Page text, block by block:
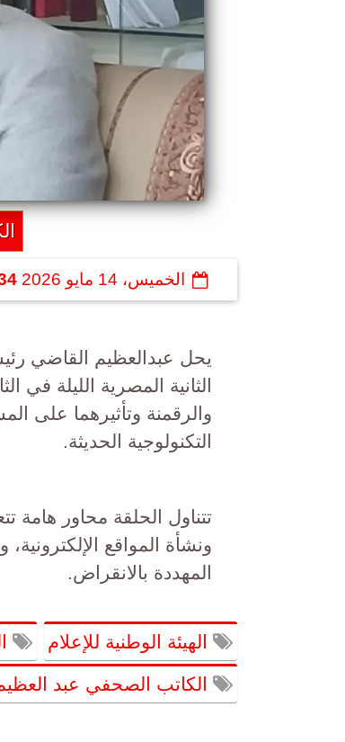
الخميس، 14 مايو 2026
يحل عبدالعظيم القاضي
الثانية المصرية الليلة في
والرقمنة وتأثيرهما على
التكنولوجية الحديثة.
ونشأة المواقع
المهددة بالانقراض.
الهيئة الوطنية للإعلام
الكاتب الصحفي عبد